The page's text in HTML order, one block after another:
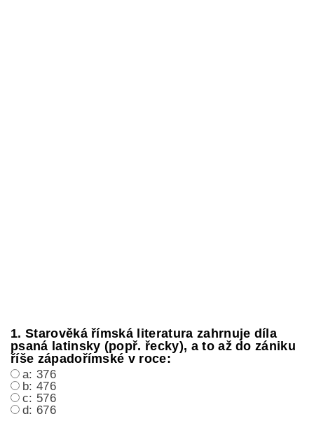
1. Starověká římská literatura zahrnuje díla
psaná latinsky (popř. řecky), a to až do zániku
říše západořímské v roce:
a: 376
b: 476
c: 576
d: 676